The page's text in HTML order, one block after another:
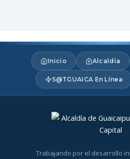
Inicio Alcaldía
S@TGUAICA En Línea
Trabajando por el desarrollo